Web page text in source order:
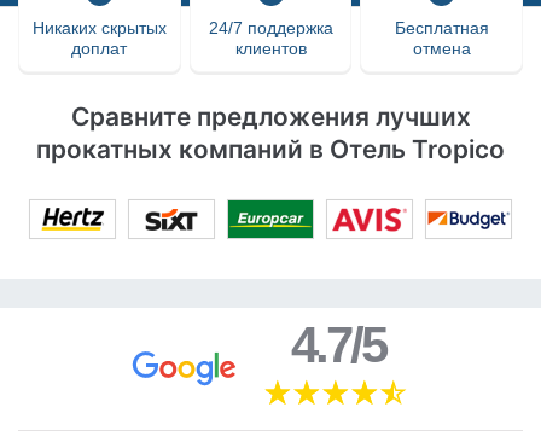
Никаких скрытых
доплат
24/7 поддержка
клиентов
Бесплатная
отмена
Сравните предложения лучших
прокатных компаний в Отель Tropico
4.7/5